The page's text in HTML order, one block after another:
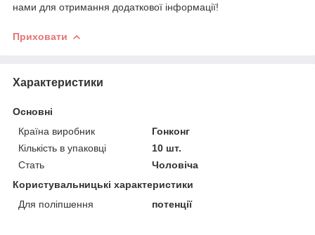
нами для отримання додаткової інформації!
Приховати
Характеристики
Основні
Країна виробник
Гонконг
Кількість в упаковці
10 шт.
Стать
Чоловіча
Користувальницькі характеристики
Для поліпшення
потенції